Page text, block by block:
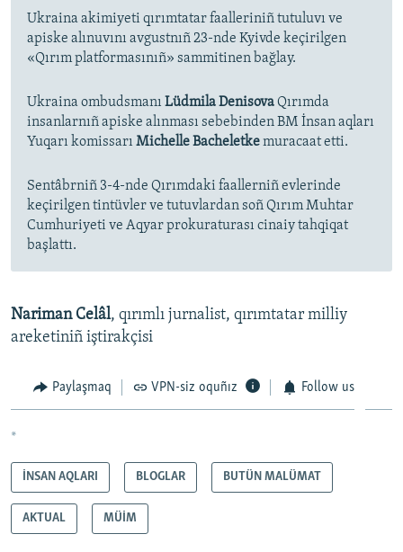
Ukraina akimiyeti qırımtatar faalleriniñ tutuluvı ve
apiske alınuvını avgustnıñ 23-nde Kyivde keçirilgen
«Qırım platformasınıñ» sammitinen bağlay.
Ukraina ombudsmanı Lüdmila DenisovaQırımda
insanlarnıñ apiske alınması sebebinden BM İnsan aqları
Yuqarı komissarı Michelle Bacheletkemuracaat etti.
Sentâbrniñ 3-4-nde Qırımdaki faallerniñ evlerinde
keçirilgen tintüvler ve tutuvlardan soñ Qırım Muhtar
Cumhuriyeti ve Aqyar prokuraturası cinaiy tahqiqat
başlattı.
Nariman Celâl, qırımlı jurnalist, qırımtatar milliy
areketiniñ iştirakçisi
Paylaşmaq VPN-siz oquñız Follow us
*
İNSAN AQLARI BLOGLAR BUTÜN MALÜMAT
AKTUAL MÜİM